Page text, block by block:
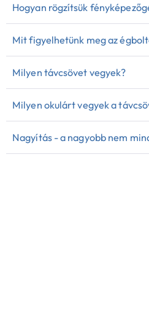
Hogyan rögzítsük
Mit figyelhetünk meg az
Milyen távcsövet vegyek?
Milyen okulárt vegyek a
Nagyítás - a nagyobb nem